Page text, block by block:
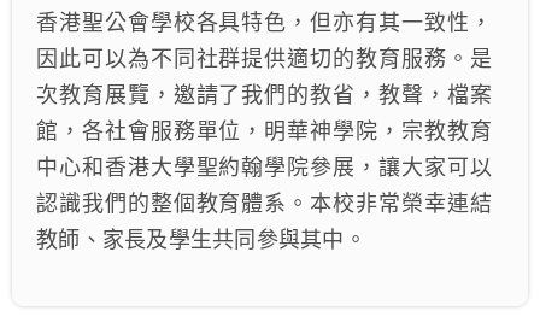
入學資訊
下載區
香港聖公會學校各具特色，但亦有其一致性，
因此可以為不同社群提供適切的教育服務。是
次教育展覽，邀請了我們的教省，教聲，檔案
館，各社會服務單位，明華神學院，宗教教育
中心和香港大學聖約翰學院參展，讓大家可以
認識我們的整個教育體系。本校非常榮幸連結
教師、家長及學生共同參與其中。